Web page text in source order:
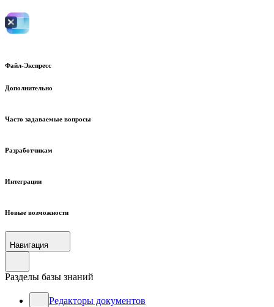
Файл-Экспресс
Дополнительно
Часто задаваемые вопросы
Разработчикам
Интеграции
Новые возможности
Навигация
Разделы базы знаний
Редакторы документов